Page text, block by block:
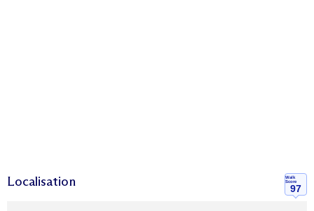
Localisation
Walk
Score
97